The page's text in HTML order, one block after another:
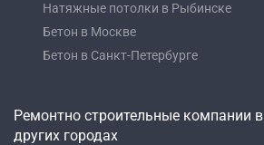
Натяжные потолки в Рыбинске
Бетон в Москве
Бетон в Санкт-Петербурге
Ремонтно строительные компании в
других городах